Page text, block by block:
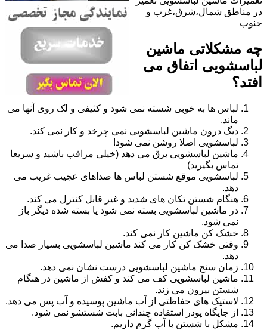
در مناطق شمال،شرق،غرب و
جنوب
چه مشکلاتی ماشین
لباسشویی اتفاق می
افتد؟
لباس ها به خوبی شسته نمی شود و کثیفی و لک روی آنها می
ماند.
دیگ درون ماشین لباسشویی نمی چرخد و کار نمی کند.
لباسشویی اصلا روشن نمی شود!
ماشین لباسشویی برق می دهد (خیلی مراقب باشید و سریعا
تماس بگیرید)
لباسشویی موقع شستن لباس ها صداهای عجیب غریب می
دهد.
هنگام شستن تکان های شدید و غیر قابل کنترل می کند.
در ماشین لباسشویی بسته نمی شود یا بسته شده دیگر باز
نمی شود.
خشک کن ماشین کار نمی کند.
وقتی خشک کن کار می کند ماشین لباسشویی بسیار صدا می
دهد.
زمان سنج ماشین لباسشویی درست نشان نمی دهد.
ماشین لباسشویی کف می کند و کفش از ماشین در هنگام
شستن بیرون می زند.
لاستیک های حفاظتی از آب ماشین پوسیده و آب پس می دهد.
از جایگاه پودر استفاده چندانی بابت شستشو نمی شود.
مشکل با شستن با آب گرم داریم.